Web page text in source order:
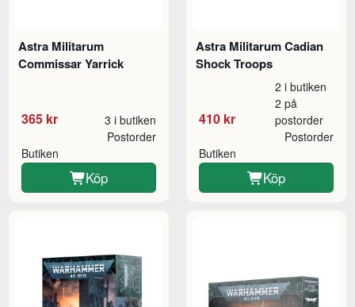
Astra Militarum
Commissar Yarrick
365 kr 3 i butiken
Butiken
Postorder
Köp
Astra Militarum Cadian
Shock Troops
410 kr
2 i butiken
2 på
postorder
Butiken
Postorder
Köp